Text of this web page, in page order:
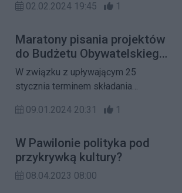
na ulicy Przasnyskiej.
02.02.2024 19:45 1
Maratony pisania projektów
do Budżetu Obywatelskiego
na Żoliborzu
W związku z upływającym 25
stycznia terminem składania
Obywatelskiego, w Urzędzie
odbędą się spotkania dla
początkujących autorów projektów.
09.01.2024 20:31 1
W Pawilonie polityka pod
przykrywką kultury?
08.04.2023 08:00